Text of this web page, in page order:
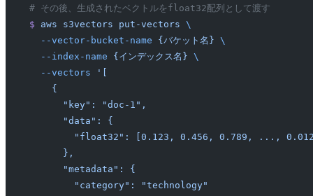
# その後、生成されたベクトルをfloat32配列として渡す
$ aws s3vectors put-vectors \
  --vector-bucket-name
{バケット名} \
  --index-name
{インデックス名} \
  --vectors
'[
    {
      "key": "doc-1",
      "data": {
"float32": [0.123, 0.456, 0.789, ...,
      },
      "metadata": {
        "category": "technology"